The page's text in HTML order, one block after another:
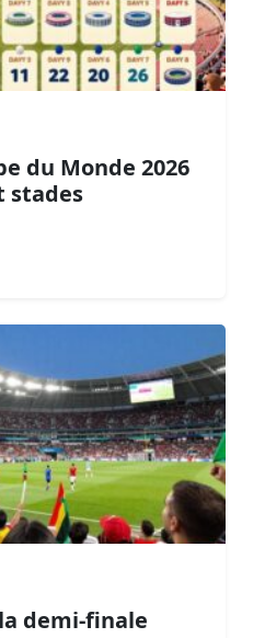
du Monde 2026
stades
demi-finale